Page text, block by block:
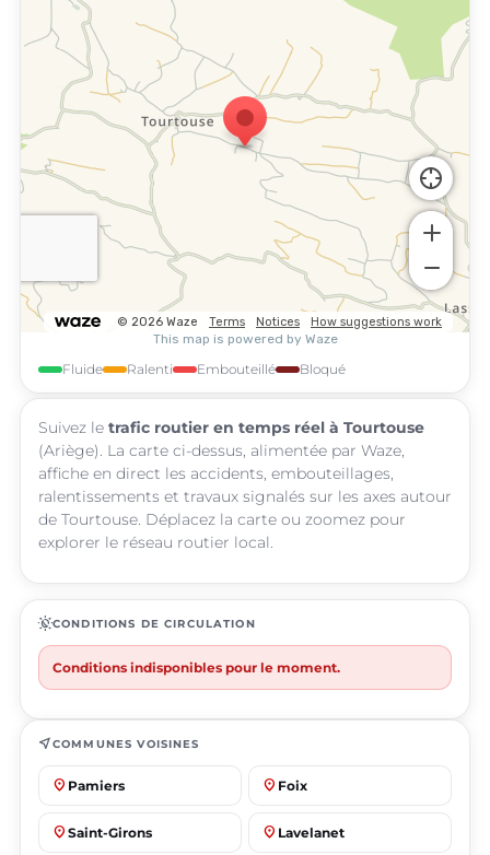
Fluide Ralenti Embouteillé Bloqué
Suivez le trafic routier en temps réel à Tourtouse
(Ariège). La carte ci-dessus, alimentée par Waze,
affiche en direct les accidents, embouteillages,
ralentissements et travaux signalés sur les axes autour
de Tourtouse. Déplacez la carte ou zoomez pour
explorer le réseau routier local.
routineCONDITIONS DE CIRCULATION
Conditions indisponibles pour le moment.
near_meCOMMUNES VOISINES
place Pamiers place Foix
place Saint-Girons place Lavelanet